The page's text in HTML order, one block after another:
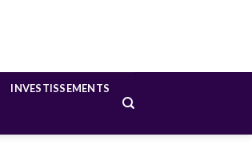
INVESTISSEMENTS